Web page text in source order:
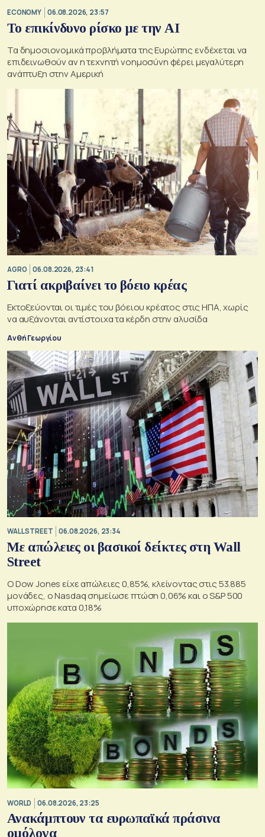
ECONOMY 06.08.2026, 23:57
Το επικίνδυνο ρίσκο με την ΑΙ
Τα δημοσιονομικά προβλήματα της Ευρώπης ενδέχεται να
επιδεινωθούν αν η τεχνητή νοημοσύνη φέρει μεγαλύτερη
ανάπτυξη στην Αμερική
AGRO 06.08.2026, 23:41
Γιατί ακριβαίνει το βόειο κρέας
Εκτοξεύονται οι τιμές του βόειου κρέατος στις ΗΠΑ, χωρίς
να αυξάνονται αντίστοιχα τα κέρδη στην αλυσίδα
Ανθή Γεωργίου
WALL STREET 06.08.2026, 23:34
Με απώλειες οι βασικοί δείκτες στη Wall
Street
Ο Dow Jones είχε απώλειες 0,85%, κλείνοντας στις 53.885
μονάδες, ο Nasdaq σημείωσε πτώση 0,06% και ο S&P 500
υποχώρησε κατα 0,18%
WORLD 06.08.2026, 23:25
Ανακάμπτουν τα ευρωπαϊκά πράσινα
ομόλογα